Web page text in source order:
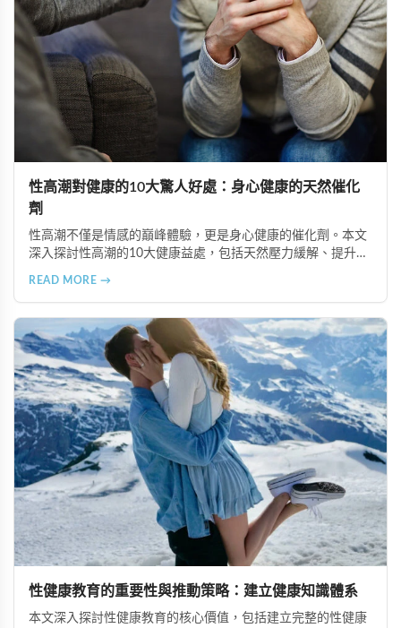
性高潮對健康的10大驚人好處：身心健康的天然催化
劑
性高潮不僅是情感的巔峰體驗，更是身心健康的催化劑。本文
深入探討性高潮的10大健康益處，包括天然壓力緩解、提升睡
情感連結。
READ MORE →
性健康教育的重要性與推動策略：建立健康知識體系
本文深入探討性健康教育的核心價值，包括建立完整的性健康